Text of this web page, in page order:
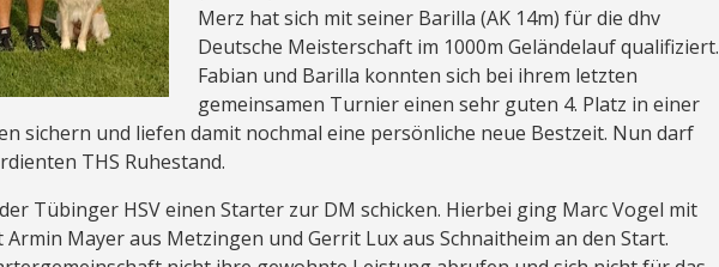
Merz hat sich mit seiner Barilla (AK 14m) für die dhv
Deutsche Meisterschaft im 1000m Geländelauf qualifiziert.
Fabian und Barilla konnten sich bei ihrem letzten
gemeinsamen Turnier einen sehr guten 4. Platz in einer
sichern und liefen damit nochmal eine persönliche neue Bestzeit. Nun darf
THS Ruhestand.
Tübinger HSV einen Starter zur DM schicken. Hierbei ging Marc Vogel mit
Mayer aus Metzingen und Gerrit Lux aus Schnaitheim an den Start.